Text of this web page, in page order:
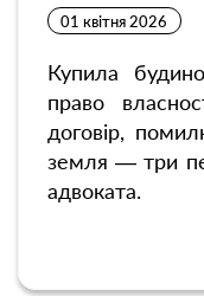
01 квітня 2026
Купила
право
договір,
земля — три
адвоката.